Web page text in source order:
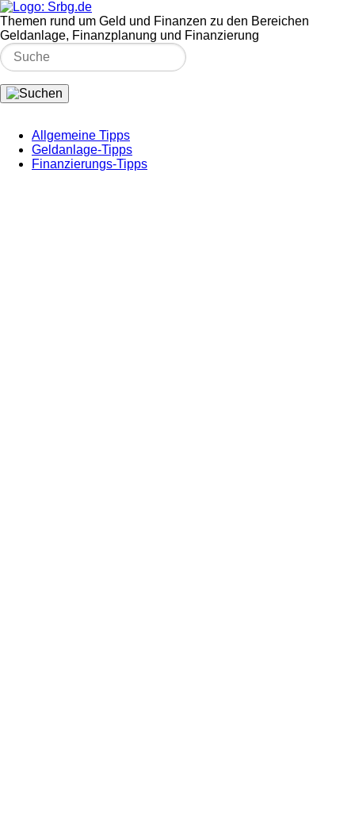
Themen rund um Geld und Finanzen zu den Bereichen
Geldanlage, Finanzplanung und Finanzierung
Allgemeine Tipps
Geldanlage-Tipps
Finanzierungs-Tipps